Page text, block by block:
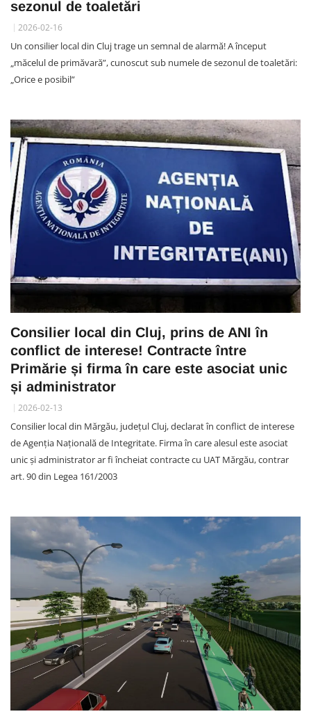
sezonul de toaletări
2026-02-16
Un consilier local din Cluj trage un semnal de alarmă! A început
„măcelul de primăvară”, cunoscut sub numele de sezonul de toaletări:
„Orice e posibil”
Consilier local din Cluj, prins de ANI în
conflict de interese! Contracte între
Primărie și firma în care este asociat unic
și administrator
2026-02-13
Consilier local din Mărgău, județul Cluj, declarat în conflict de interese
de Agenția Națională de Integritate. Firma în care alesul este asociat
unic și administrator ar fi încheiat contracte cu UAT Mărgău, contrar
art. 90 din Legea 161/2003